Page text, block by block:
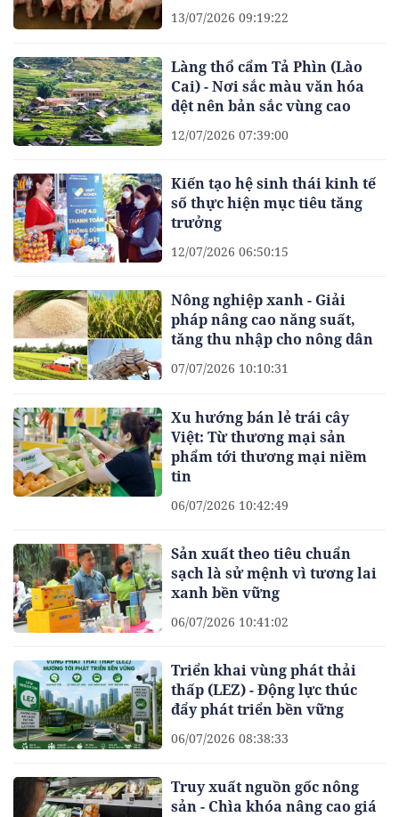
13/07/2026 09:19:22
Làng thổ cẩm Tả Phìn (Lào
Cai) - Nơi sắc màu văn hóa
dệt nên bản sắc vùng cao
12/07/2026 07:39:00
Kiến tạo hệ sinh thái kinh tế
số thực hiện mục tiêu tăng
trưởng
12/07/2026 06:50:15
Nông nghiệp xanh - Giải
pháp nâng cao năng suất,
tăng thu nhập cho nông dân
07/07/2026 10:10:31
Xu hướng bán lẻ trái cây
Việt: Từ thương mại sản
phẩm tới thương mại niềm
tin
06/07/2026 10:42:49
Sản xuất theo tiêu chuẩn
sạch là sử mệnh vì tương lai
xanh bền vững
06/07/2026 10:41:02
Triển khai vùng phát thải
thấp (LEZ) - Động lực thúc
đẩy phát triển bền vững
06/07/2026 08:38:33
Truy xuất nguồn gốc nông
sản - Chìa khóa nâng cao giá